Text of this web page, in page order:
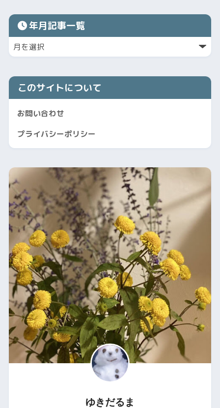
年月記事一覧
このサイトについて
お問い合わせ
プライバシーポリシー
ゆきだるま